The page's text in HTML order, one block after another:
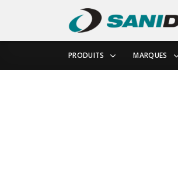
PRODUITS MARQUES